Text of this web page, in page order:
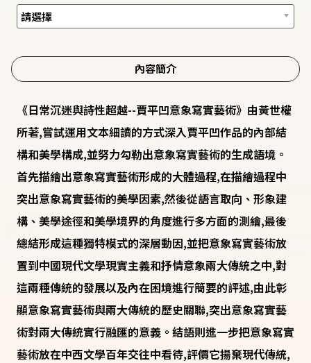
內容簡介
《日常沉迷與詩性超越--賈平凹意象寫實藝術》由黃世權
所著,嘗試運用文本細讀的方式深入賈平凹作品的內部結
構和美學構成,並努力勾勒出意象寫實藝術的生成語境。
首先描繪出意象寫實藝術形成的大體過程,在描繪過程中
突出意象寫實藝術的美學因素,然後從語言取向、形象建
構、美學途徑和美學境界的角度進行多方面的測繪,最後
總結形成這種獨特模式的深層動因,並把意象寫實藝術放
置到中國現代文學現實主義和抒情意象兩大傳統之中,對
這兩種傳統的發展以及內在困境進行簡要的評述,由此彰
顯意象寫實藝術與兩大傳統的歷史關聯,突出意象寫實藝
術對兩大傳統實行融匯的意義。結語則進一步把意象寫實
藝術放在中西文學百年交往中看待,評價它揚棄現代傳統,